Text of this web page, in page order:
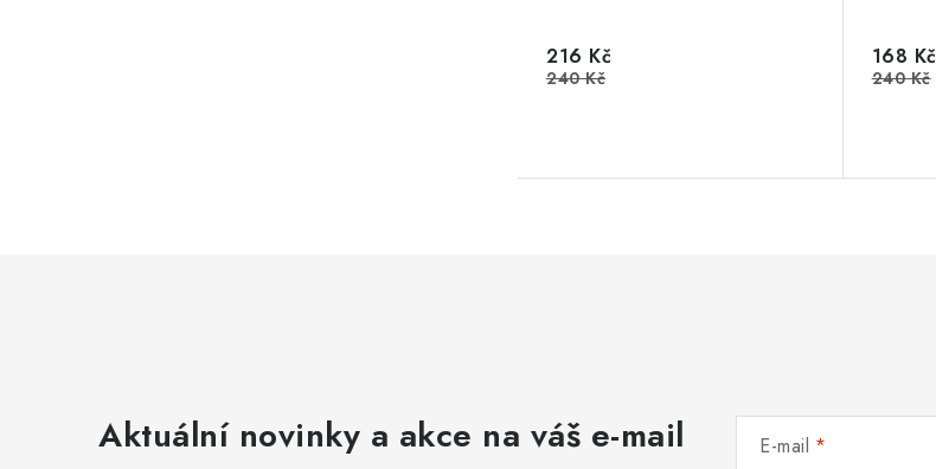
216 Kč
240 Kč
168 Kč
240 Kč
Aktuální novinky a akce na váš e-mail E-mail